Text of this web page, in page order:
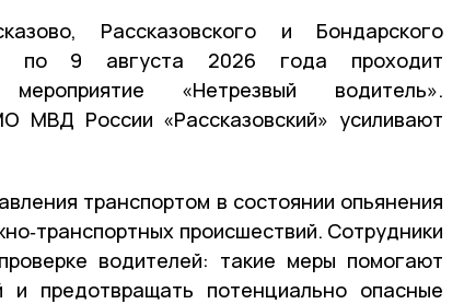
Рассказовского и Бондарского
по 9 августа 2026 года проходит
мероприятие «Нетрезвый водитель».
МВД России «Рассказовский» усиливают
транспортом в состоянии опьянения
происшествий. Сотрудники
водителей: такие меры помогают
и предотвращать потенциально опасные